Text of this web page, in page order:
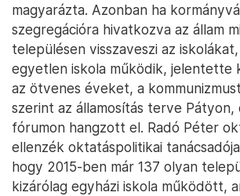
magyarázta. Azonban ha
szegregációra hivatkozva az állam
településen visszaveszi az
egyetlen iskola működik, jelentette
az ötvenes éveket, a
szerint az államosítás terve Pátyon,
fórumon hangzott el. Radó Péter
ellenzék oktatáspolitikai
hogy 2015-ben már 137 olyan
kizárólag egyházi iskola működött,